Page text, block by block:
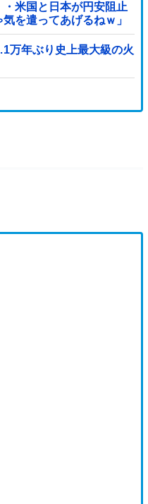
米国と日本が円安阻止
を遣ってあげるねｗ」
万年ぶり史上最大級の火